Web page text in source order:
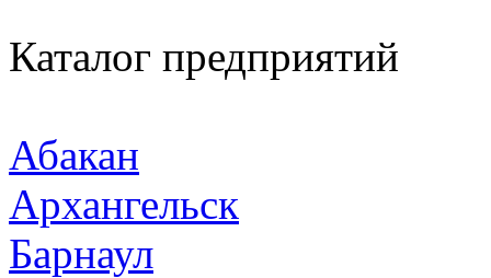
Каталог предприятий
Абакан
Архангельск
Барнаул